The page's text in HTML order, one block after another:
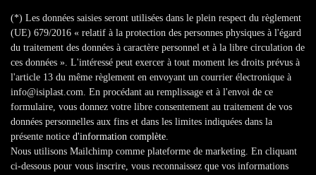
(*) Les données saisies seront utilisées dans le plein respect du règlement
(UE) 679/2016 « relatif à la protection des personnes physiques à l'égard
du traitement des données à caractère personnel et à la libre circulation de
ces données ». L'intéressé peut exercer à tout moment les droits prévus à
l'article 13 du même règlement en envoyant un courrier électronique à
info@isiplast.com. En procédant au remplissage et à l'envoi de ce
formulaire, vous donnez votre libre consentement au traitement de vos
données personnelles aux fins et dans les limites indiquées dans la
présente notice d'information complète.
Nous utilisons Mailchimp comme plateforme de marketing. En cliquant
ci-dessous pour vous inscrire, vous reconnaissez que vos informations